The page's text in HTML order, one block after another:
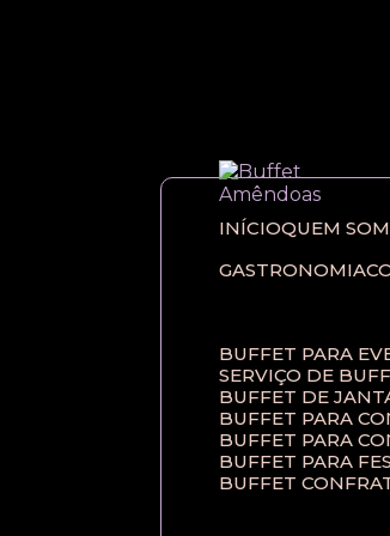
INÍCIO QUEM
GASTRONOMIA
BUFFET PARA
SERVIÇO DE
BUFFET DE
BUFFET PARA
BUFFET PARA
BUFFET PARA
BUFFET